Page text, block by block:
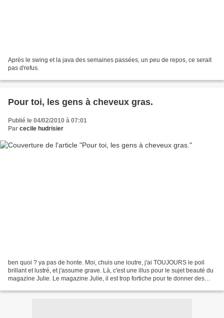
Après le swing et la java des semaines passées, un peu de repos, ce serait
pas d'refus.
Pour toi, les gens à cheveux gras.
Publié le 04/02/2010 à 07:01
Par cecile hudrisier
ben quoi ? ya pas de honte. Moi, chuis une loutre, j'ai TOUJOURS le poil
brillant et lustré, et j'assume grave. Là, c'est une illus pour le sujet beauté du
magazine Julie. Le magazine Julie, il est trop fortiche pour te donner des